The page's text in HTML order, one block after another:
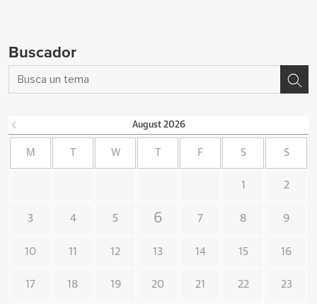
Buscador
August 2026
M W F S S
1 2
3 4 5 6 7 8 9
10 11 12 13 14 15 16
17 18 19 20 21 22 23